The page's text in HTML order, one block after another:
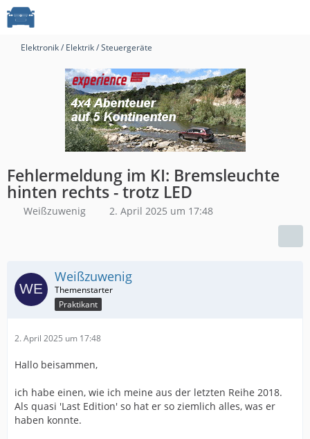
Elektronik / Elektrik / Steuergeräte
Fehlermeldung im KI: Bremsleuchte
hinten rechts - trotz LED
Weißzuwenig 2. April 2025 um 17:48
Weißzuwenig
Praktikant
2. April 2025 um 17:48
Hallo beisammen,
ich habe einen, wie ich meine aus der letzten Reihe 2018.
Als quasi 'Last Edition' so hat er so ziemlich alles, was er
haben konnte.